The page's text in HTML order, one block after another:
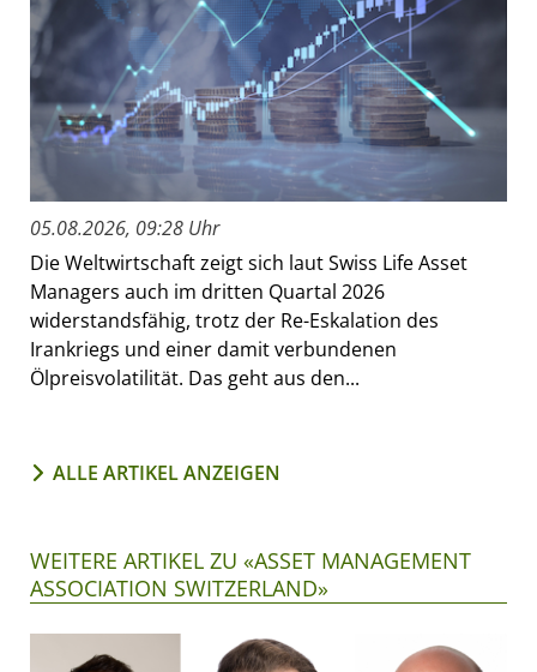
05.08.2026, 09:28 Uhr
Die Weltwirtschaft zeigt sich laut Swiss Life Asset
Managers auch im dritten Quartal 2026
widerstandsfähig, trotz der Re-Eskalation des
Irankriegs und einer damit verbundenen
Ölpreisvolatilität. Das geht aus den...
ALLE ARTIKEL ANZEIGEN
WEITERE ARTIKEL ZU «ASSET MANAGEMENT
ASSOCIATION SWITZERLAND»